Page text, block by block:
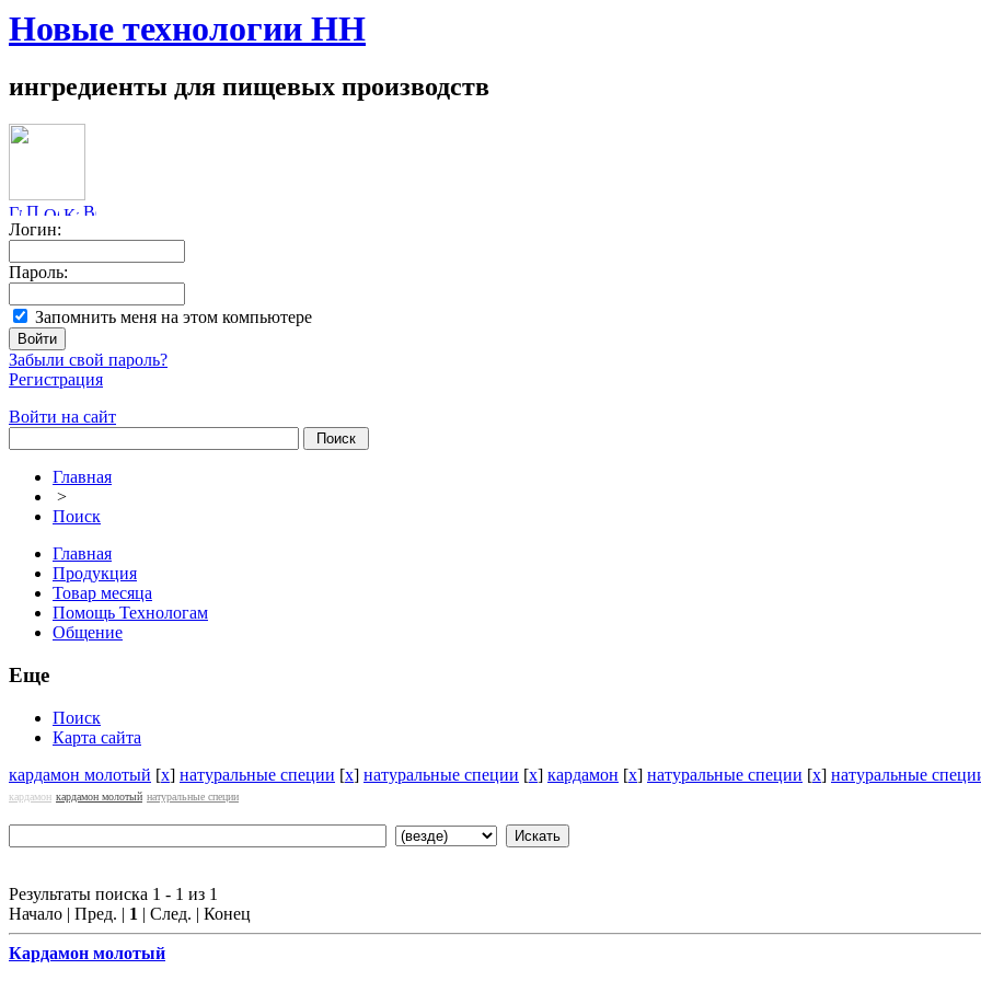
Новые технологии НН
ингредиенты для пищевых производств
Логин:
Пароль:
Запомнить меня на этом компьютере
Забыли свой пароль?
Регистрация
Войти на сайт
Главная
>
Поиск
Главная
Продукция
Товар месяца
Помощь Технологам
Общение
Еще
Поиск
Карта сайта
кардамон молотый [x] натуральные специи [x] натуральные специи [x] кардамон [x] натуральные специи [x] натуральные
кардамон кардамон молотый натуральные специи
Результаты поиска 1 - 1 из 1
Начало | Пред. | 1 | След. | Конец
Кардамон молотый